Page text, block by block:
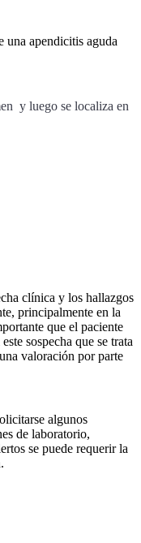
una apendicitis aguda
y luego se localiza en
clínica y los hallazgos
principalmente en la
que el paciente
sospecha que se trata
valoración por parte
algunos
de laboratorio,
se puede requerir la